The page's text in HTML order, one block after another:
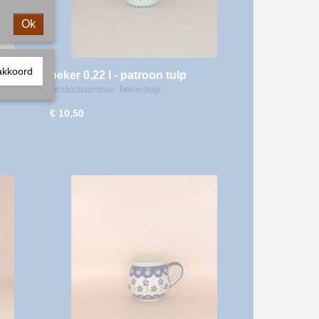
Ok
beker 0,22 l - patroon tulp
productnummer: beker-tulp
€ 10,50